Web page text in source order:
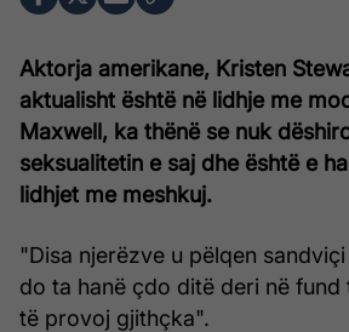
Aktorja amerikane, Kristen
aktualisht është në lidhje me
Maxwell, ka thënë se nuk
seksualitetin e saj dhe është e
lidhjet me meshkuj.
"Disa njerëzve u pëlqen
do ta hanë çdo ditë deri në fund
të provoj gjithçka".